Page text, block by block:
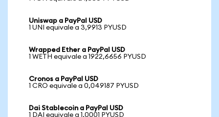
Uniswap a PayPal USD
1 UNI equivale a 3,9913 PYUSD
Wrapped Ether a PayPal USD
1 WETH equivale a 1922,6656 PYUSD
Cronos a PayPal USD
1 CRO equivale a 0,049187 PYUSD
Dai Stablecoin a PayPal USD
1 DAI equivale a 1,0001 PYUSD